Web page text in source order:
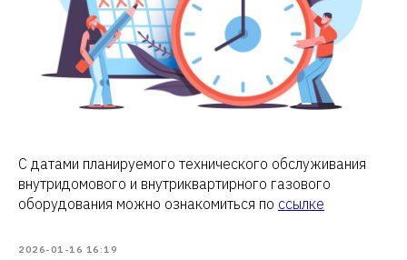
С датами планируемого технического обслуживания
внутридомового и внутриквартирного газового
оборудования можно ознакомиться по ссылке
2026-01-16 16:19